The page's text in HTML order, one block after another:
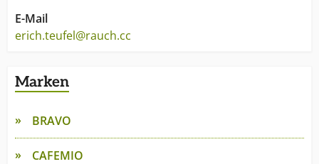
E-Mail
erich.teufel@rauch.cc
Marken
BRAVO
CAFEMIO